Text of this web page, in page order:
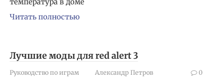
Читать полностью
Лучшие моды для red alert 3
Руководство по играм Александр Петров 0